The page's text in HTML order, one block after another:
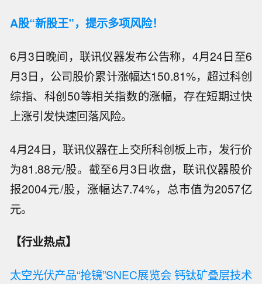
A股“新股王”，提示多项风险！
6月3日晚间，联讯仪器发布公告称，4月24日至6
月3日，公司股价累计涨幅达150.81%，超过科创
综指、科创50等相关指数的涨幅，存在短期过快
上涨引发快速回落风险。
4月24日，联讯仪器在上交所科创板上市，发行价
为81.88元/股。截至6月3日收盘，联讯仪器股价
报2004元/股，涨幅达7.74%，总市值为2057亿
元。
【行业热点】
太空光伏产品“抢镜”SNEC展览会 钙钛矿叠层技术